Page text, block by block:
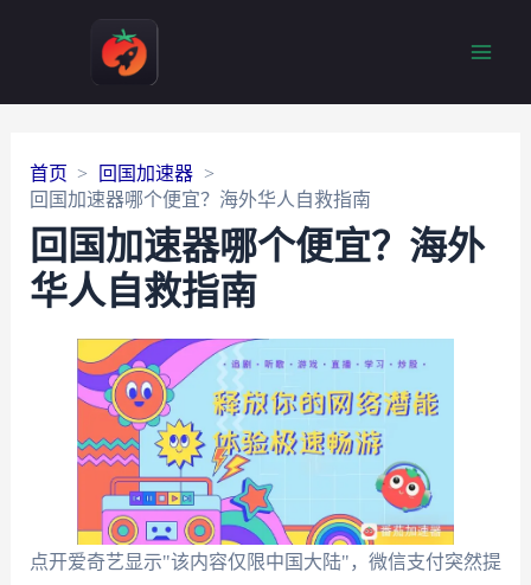
首页
回国加速器
回国加速器哪个便宜？海外华人自救指南
回国加速器哪个便宜？海外
华人自救指南
点开爱奇艺显示"该内容仅限中国大陆"，微信支付突然提